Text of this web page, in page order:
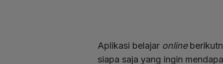
Aplikasi belajar online
siapa saja yang ingin